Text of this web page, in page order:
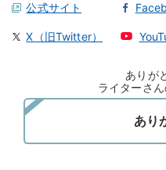
公式サイト
X（旧Twitter）
ありが
ライターさ